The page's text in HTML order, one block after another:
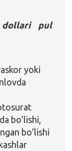
dollari pul
yoki
bo’lishi,
bo’lishi